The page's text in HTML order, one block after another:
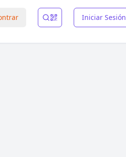
Iniciar Sesión